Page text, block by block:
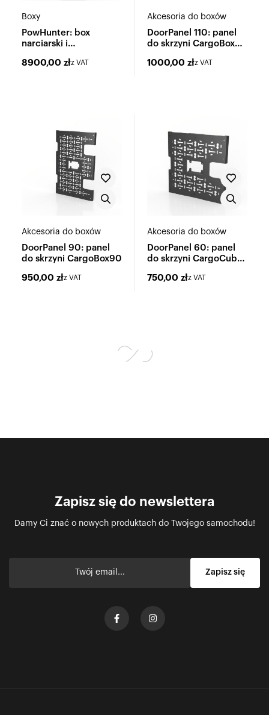
Boxy
PowHunter: box
narciarski i
8900,00 złz VAT
Akcesoria do boxów
DoorPanel 110: panel
do skrzyni CargoBox
1000,00 złz VAT
Akcesoria do boxów
DoorPanel 90: panel
do skrzyni CargoBox90
950,00 złz VAT
Akcesoria do boxów
DoorPanel 60: panel
do skrzyni CargoCube
750,00 złz VAT
Zapisz się do newslettera
Damy Ci znać o nowych produktach do Twojego samochodu!